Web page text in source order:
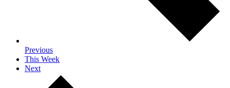
Previous
This Week
Next